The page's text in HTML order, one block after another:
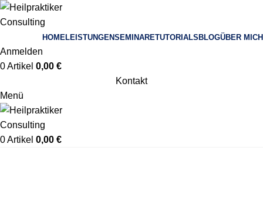
HOMELEISTUNGENSEMINARETUTORIALS BLOGÜBER MICH
Anmelden
0Artikel 0,00 €
Kontakt
Menü
0Artikel 0,00 €